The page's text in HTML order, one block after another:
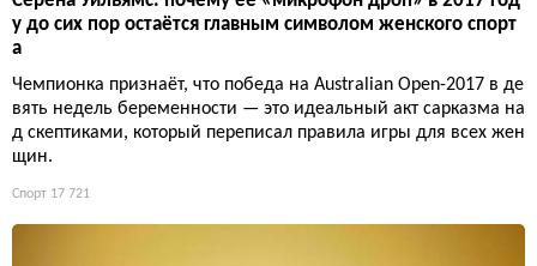
у до сих пор остаётся главным символом женского спорт
а
Чемпионка признаёт, что победа на Australian Open-2017 в де
вять недель беременности — это идеальный акт сарказма на
д скептиками, который переписал правила игры для всех жен
щин.
Спорт 17 721